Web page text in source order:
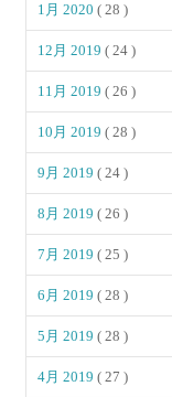
1月 2020( 28 )
12月 2019( 24 )
11月 2019( 26 )
10月 2019( 28 )
9月 2019( 24 )
8月 2019( 26 )
7月 2019( 25 )
6月 2019( 28 )
5月 2019( 28 )
4月 2019( 27 )